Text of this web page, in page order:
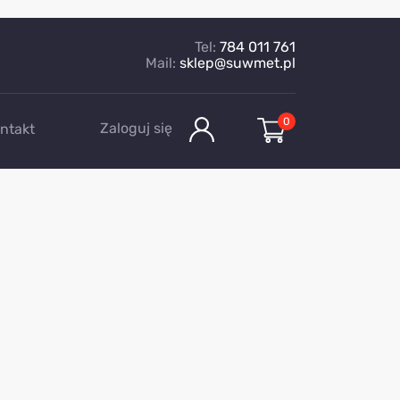
Tel: 784 011 761
Mail: sklep@suwmet.pl
Zaloguj się 0